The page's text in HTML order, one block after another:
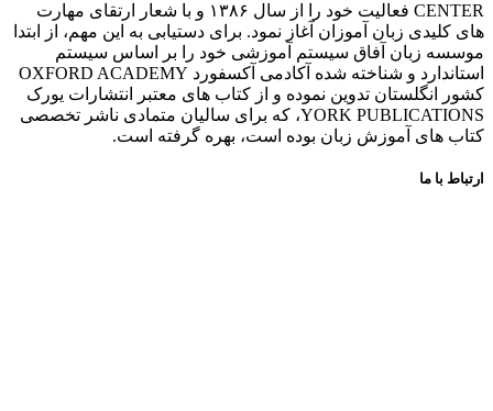
CENTER فعالیت خود را از سال ۱۳۸۶ و با شعار ارتقای مهارت
های کلیدی زبان آموزان آغاز نمود. برای دستیابی به این مهم، از ابتدا
موسسه زبان آفاق سیستم آموزشی خود را بر اساس سیستم
استاندارد و شناخته شده آکادمی آکسفورد OXFORD ACADEMY
کشور انگلستان تدوین نموده و از کتاب های معتبر انتشارات یورک
YORK PUBLICATIONS، که برای سالیان متمادی ناشر تخصصی
کتاب های آموزش زبان بوده است، بهره گرفته است.
ارتباط با ما